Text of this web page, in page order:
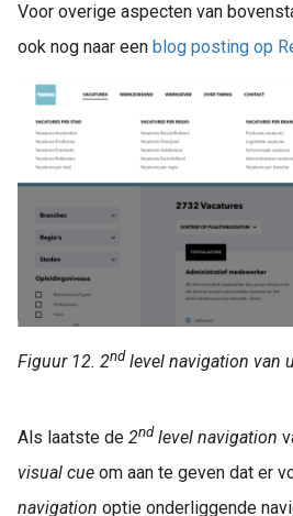
Voor overige aspecten van
ook nog naar een blog posting op
Figuur 12. 2nd level navigation van
Als laatste de 2nd level navigation
visual cue om aan te geven dat er
navigation optie onderliggende